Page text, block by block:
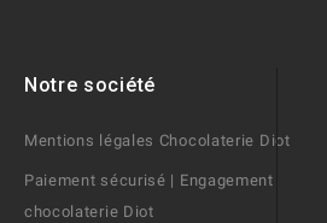
Notre société
Mentions légales Chocolaterie Diot
Paiement sécurisé | Engagement
chocolaterie Diot